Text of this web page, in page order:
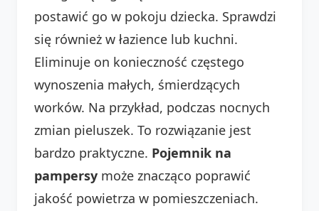
postawić go w pokoju dziecka. Sprawdzi
się również w łazience lub kuchni.
Eliminuje on konieczność częstego
wynoszenia małych, śmierdzących
worków. Na przykład, podczas nocnych
zmian pieluszek. To rozwiązanie jest
bardzo praktyczne. Pojemnik na
pampersy może znacząco poprawić
jakość powietrza w pomieszczeniach.